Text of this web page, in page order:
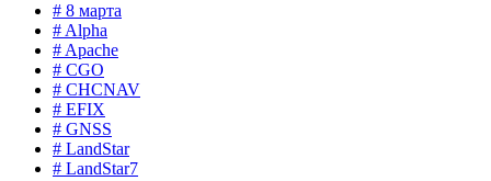
# 8 марта
# Alpha
# Apache
# CGO
# CHCNAV
# EFIX
# GNSS
# LandStar
# LandStar7